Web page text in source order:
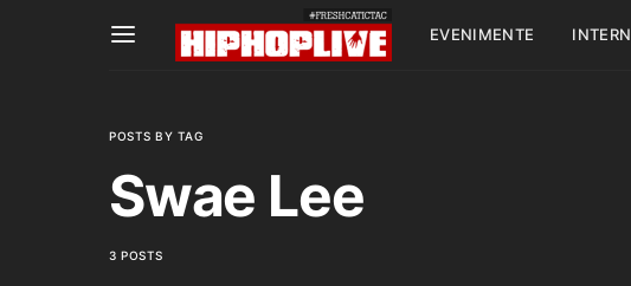
EVENIMENTE INTERN
POSTS BY TAG
Swae Lee
3 POSTS